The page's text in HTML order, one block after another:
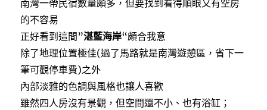
南灣一帶民宿數量頗多，但要找到看得順眼又有空房
的不容易
正好看到這間”湛藍海岸“頗合我意
除了地理位置極佳(過了馬路就是南灣遊憩區，省下一
筆可觀停車費)之外
內部淡雅的色調與風格也讓人喜歡
雖然四人房沒有景觀，但空間還不小、也有浴缸；